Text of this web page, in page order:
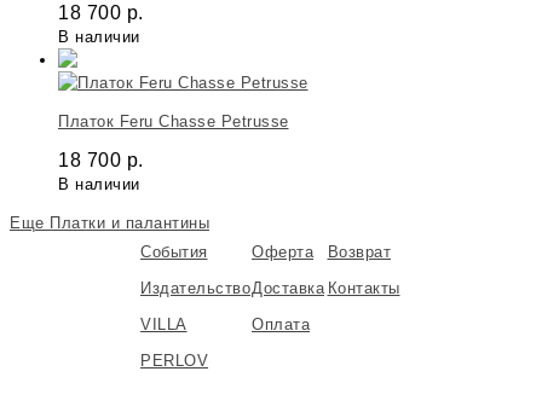
18 700 р.
В наличии
Платок Feru Chasse Petrusse
18 700 р.
В наличии
Еще Платки и палантины
События
Издательство
VILLA
PERLOV
Оферта
Доставка
Оплата
Возврат
Контакты